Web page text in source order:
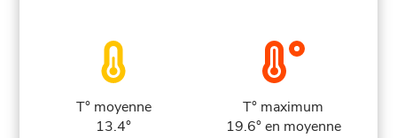
T° moyenne
13.4°
T° maximum
19.6° en moyenne